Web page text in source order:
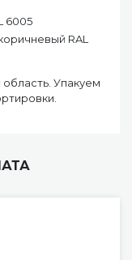
6005
RAL
Упакуем